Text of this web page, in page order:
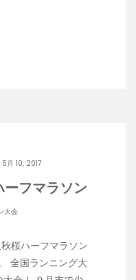
5月 10, 2017
フマラソン
大会
桜ハーフマラソン
全国ランニング大